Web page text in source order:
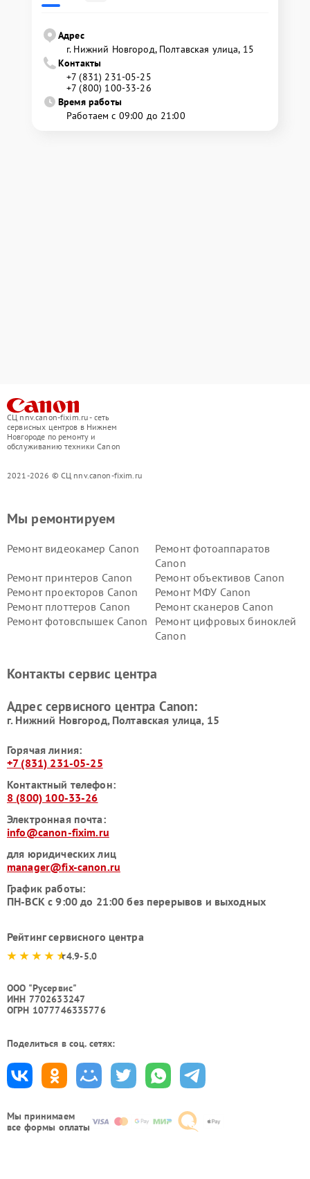
Адрес
г. Нижний Новгород, Полтавская улица, 15
Контакты
+7 (831) 231-05-25
+7 (800) 100-33-26
Время работы
Работаем с 09:00 до 21:00
СЦ nnv.canon-fixim.ru - сеть
сервисных центров в Нижнем
Новгороде по ремонту и
обслуживанию техники Canon
2021-2026 © СЦ nnv.canon-fixim.ru
Мы принимаем
все формы оплаты
Мы ремонтируем
Ремонт видеокамер Canon
Ремонт фотоаппаратов
Canon
Ремонт принтеров Canon
Ремонт объективов Canon
Ремонт проекторов Canon
Ремонт МФУ Canon
Ремонт плоттеров Canon
Ремонт сканеров Canon
Ремонт фотовспышек Canon
Ремонт цифровых биноклей
Canon
Контакты сервис центра
Адрес сервисного центра Canon:
г. Нижний Новгород, Полтавская улица, 15
Горячая линия:
+7 (831) 231-05-25
Контактный телефон:
8 (800) 100-33-26
Электронная почта:
info@canon-fixim.ru
для юридических лиц
manager@fix-canon.ru
График работы:
ПН-ВСК с 9:00 до 21:00 без перерывов и выходных
Рейтинг сервисного центра
4.9-5.0
ООО "Русервис"
ИНН 7702633247
ОГРН 1077746335776
Поделиться в соц. сетях: